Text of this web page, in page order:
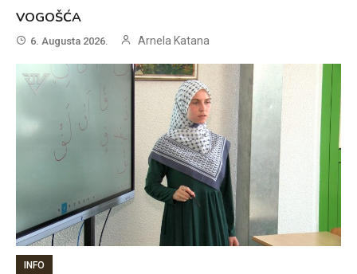
VOGOŠĆA
6. Augusta 2026. Arnela Katana
INFO